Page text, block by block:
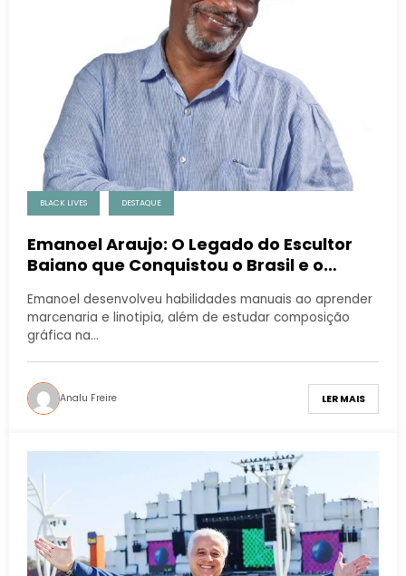
BLACK LIVES DESTAQUE
Emanoel Araujo: O Legado do Escultor
Baiano que Conquistou o Brasil e o
Emanoel desenvolveu habilidades manuais ao aprender
marcenaria e linotipia, além de estudar composição
gráfica na…
Analu Freire LER MAIS